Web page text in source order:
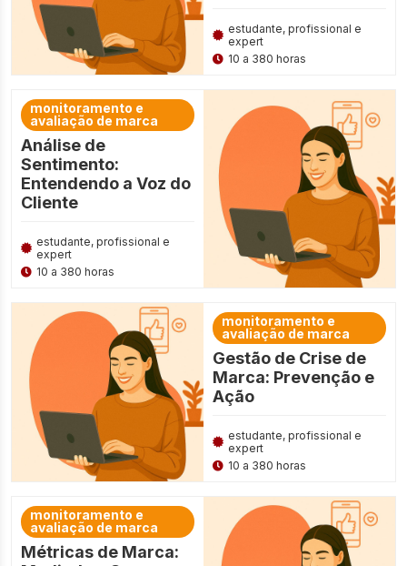
estudante, profissional e
expert
10 a 380 horas
monitoramento e
avaliação de marca
Análise de
Sentimento:
Entendendo a Voz do
Cliente
estudante, profissional e
expert
10 a 380 horas
monitoramento e
avaliação de marca
Gestão de Crise de
Marca: Prevenção e
Ação
estudante, profissional e
expert
10 a 380 horas
monitoramento e
avaliação de marca
Métricas de Marca: